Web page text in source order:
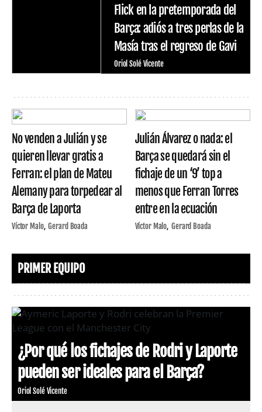
Flick en la pretemporada del
Barça: adiós a tres perlas de la
Masía tras el regreso de Gavi
Oriol Solé Vicente
No venden a Julián y se
quieren llevar gratis a
Ferran: el plan de Mateu
Alemany para torpedear al
Barça de Laporta
Víctor Malo Gerard Boada
Julián Álvarez o nada: el
Barça se quedará sin el
fichaje de un ‘9’ top a
menos que Ferran Torres
entre en la ecuación
Víctor Malo Gerard Boada
PRIMER EQUIPO
¿Por qué los fichajes de Rodri y Laporte
pueden ser ideales para el Barça?
Oriol Solé Vicente